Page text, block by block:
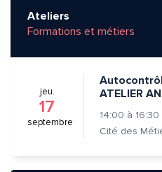
Ateliers
Formations et métiers
jeu.
17
septembre
ATELIER
14:00 à 16:30